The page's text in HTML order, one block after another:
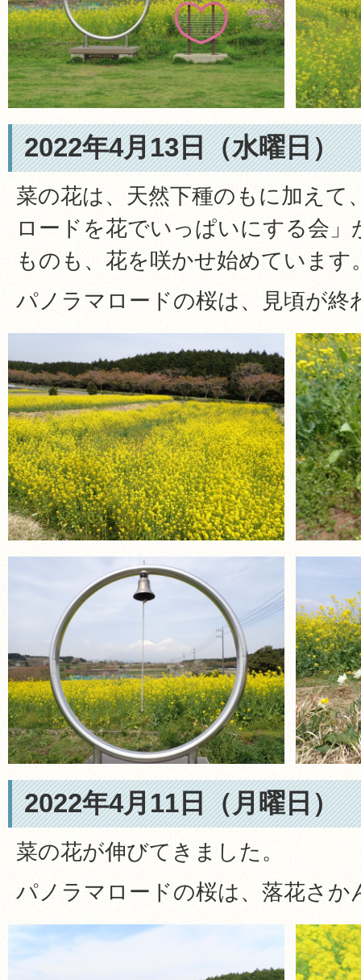
2022年4月13日（水曜日）
菜の花は、天然下種のもに加えて
ロードを花でいっぱいにする会」
ものも、花を咲かせ始めています
パノラマロードの桜は、見頃が終
2022年4月11日（月曜日）
菜の花が伸びてきました。
パノラマロードの桜は、落花さか